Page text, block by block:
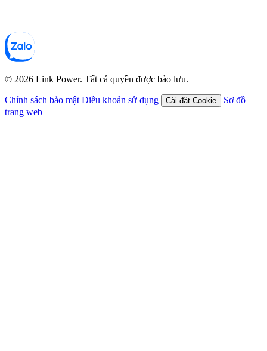
© 2026 Link Power. Tất cả quyền được bảo lưu.
Chính sách bảo mật Điều khoản sử dụng Cài đặt Cookie
Sơ đồ
trang web